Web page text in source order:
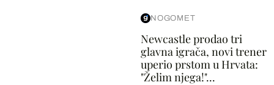
NOGOMET
Newcastle prodao tri
glavna igrača, novi trener
uperio prstom u Hrvata:
"Želim njega!"...